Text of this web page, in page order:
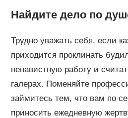
Найдите дело по
Трудно уважать себя, если
приходится проклинать
ненавистную работу и
галерах. Поменяйте
займитесь тем, что вам по
приносить ежедневную